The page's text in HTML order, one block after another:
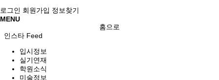
로그인 회원가입 정보찾기
MENU
홈으로
인스타 Feed
입시정보
실기연재
학원소식
미술정보